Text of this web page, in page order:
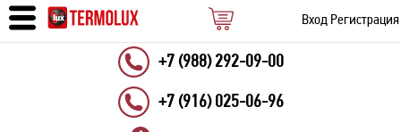
Вход Регистрация
+7 (988) 292-09-00
+7 (916) 025-06-96